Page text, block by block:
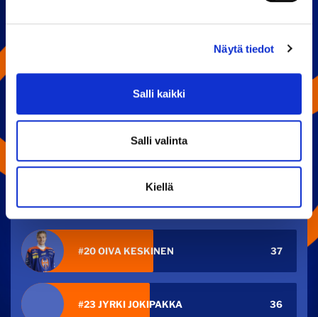
Näytä tiedot
Salli kaikki
Salli valinta
Kiellä
#88 JOACHIM BLICHFELD
#27 KRISTIAN TANUS
#20 OIVA KESKINEN 37
#23 JYRKI JOKIPAKKA 36